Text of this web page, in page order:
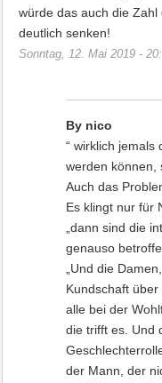
würde das auch die
deutlich senken!
Sonntag, 12. Mai 2019 -
By nico
“ wirklich jemals
werden können,
Auch das
Es klingt nur für
„dann sind die
genauso
„Und die
Kundschaft
alle bei der
die trifft es. Und
der Mann, der